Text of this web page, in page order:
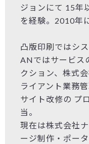
ジョンにて 15年
を経験。2010年
凸版印刷ではシ
ANではサービス
クション、株式
ライアント業務
サイト改修の プ
当。
現在は株式会社
ージ制作・ポー